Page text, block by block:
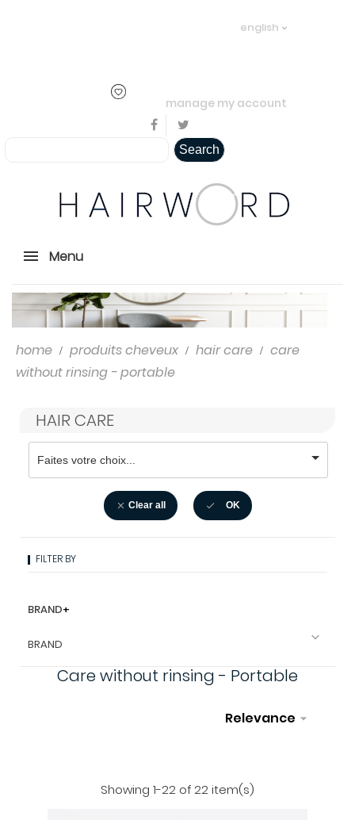
english
manage my account
Search
Menu
home produits cheveux hair care
care
without rinsing - portable
HAIR CARE
 Clear all  OK
FILTER BY
BRAND+
BRAND 
Care without rinsing - Portable
Relevance 
Showing 1-22 of 22 item(s)